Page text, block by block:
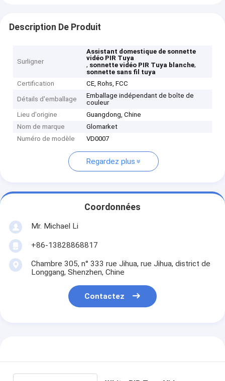
Description De Produit
Surligner
Assistant domestique de sonnette
vidéo PIR Tuya
, sonnette vidéo PIR Tuya blanche,
sonnette sans fil tuya
Certification
CE, Rohs, FCC
Détails d'emballage
Emballage indépendant de boîte de
couleur
Lieu d'origine
Guangdong, Chine
Nom de marque
Glomarket
Numéro de modèle
VD0007
Regardez plus
Coordonnées
Mr. Michael Li
+86-13828868817
Chambre 305, n° 333 rue Jihua, rue Jihua, district de
Longgang, Shenzhen, Chine
Contactez